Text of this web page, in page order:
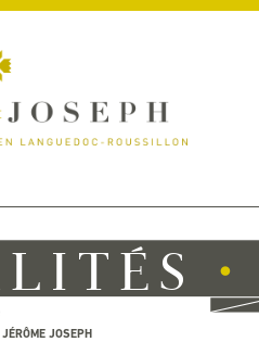
JOSEPH